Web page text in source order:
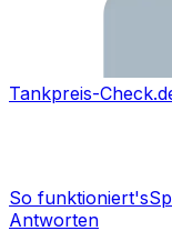
Tankpreis-
So funktioniert's
Antworten